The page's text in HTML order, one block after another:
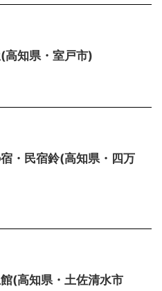
高知県・室戸市)
・民宿鈴(高知県・四万
(高知県・土佐清水市